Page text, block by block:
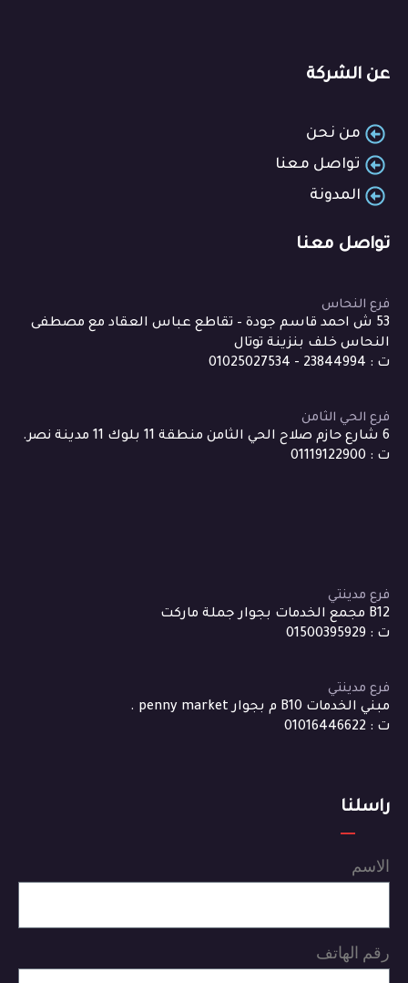
عن الشركة
من نحن
تواصل معنا
المدونة
تواصل معنا
فرع النحاس
53 ش احمد قاسم جودة – تقاطع عباس العقاد مع مصطفى
النحاس خلف بنزينة توتال
ت : 23844994 - 01025027534
فرع الحي الثامن
6 شارع حازم صلاح الحي الثامن منطقة 11 بلوك 11 مدينة نصر.
ت : 01119122900
فرع مدينتي
B12 مجمع الخدمات بجوار جملة ماركت
ت : 01500395929
فرع مدينتي
مبني الخدمات B10 م بجوار penny market .
ت : 01016446622
راسلنا
الاسم
رقم الهاتف